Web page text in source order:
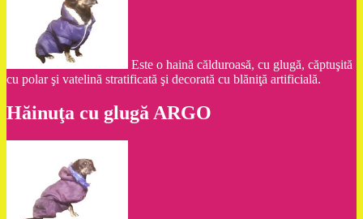
Este o haină călduroasă, cu glugă, căptuşită
cu polar şi vatelină stratificată şi decorată cu blăniţă artificială.
Hăinuţa cu glugă ARGO